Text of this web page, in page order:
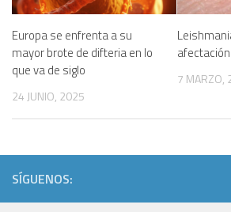
Europa se enfrenta a su
mayor brote de difteria en lo
que va de siglo
24 JUNIO, 2025
7 MARZO,
SÍGUENOS: